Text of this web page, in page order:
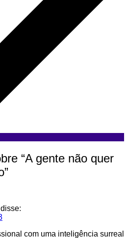
“A gente não quer
”
disse:
com uma inteligência surreal